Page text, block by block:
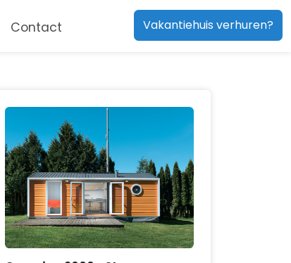
Contact Vakantiehuis verhuren?